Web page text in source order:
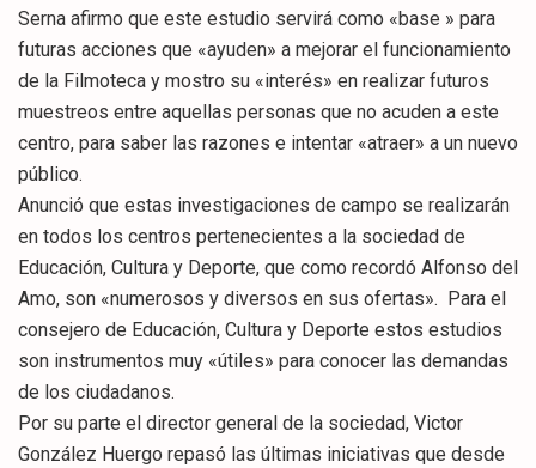
Serna afirmo que este estudio servirá como «base » para
futuras acciones que «ayuden» a mejorar el funcionamiento
de la Filmoteca y mostro su «interés» en realizar futuros
muestreos entre aquellas personas que no acuden a este
centro, para saber las razones e intentar «atraer» a un nuevo
público.
Anunció que estas investigaciones de campo se realizarán
en todos los centros pertenecientes a la sociedad de
Educación, Cultura y Deporte, que como recordó Alfonso del
Amo, son «numerosos y diversos en sus ofertas». Para el
consejero de Educación, Cultura y Deporte estos estudios
son instrumentos muy «útiles» para conocer las demandas
de los ciudadanos.
Por su parte el director general de la sociedad, Victor
González Huergo repasó las últimas iniciativas que desde